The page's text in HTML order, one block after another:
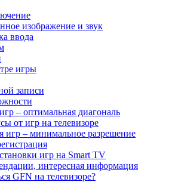
изображение и звук
ввода
игры
записи
– оптимальная диагональ
от игр на телевизоре
игр – минимальное разрешение
игр на Smart TV
интересная информация
GFN на телевизоре?